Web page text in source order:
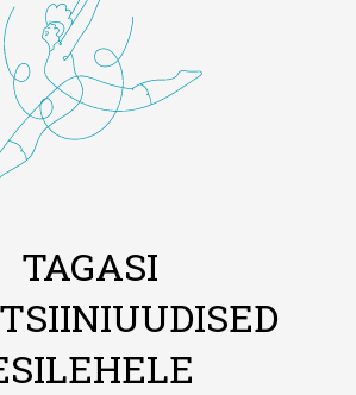
TAGASI